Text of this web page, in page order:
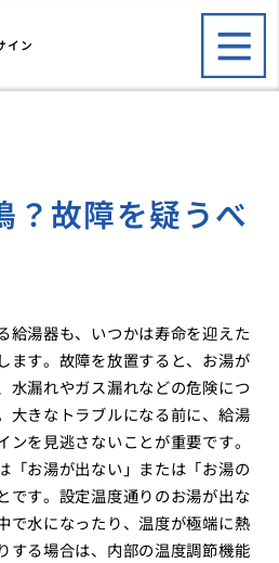
イン
？故障を疑うべ
給湯器も、いつかは寿命を迎えた
ます。故障を放置すると、お湯が
水漏れやガス漏れなどの危険につ
大きなトラブルになる前に、給湯
を見逃さないことが重要です。
「お湯が出ない」または「お湯の
です。設定温度通りのお湯が出な
で水になったり、温度が極端に熱
する場合は、内部の温度調節機能